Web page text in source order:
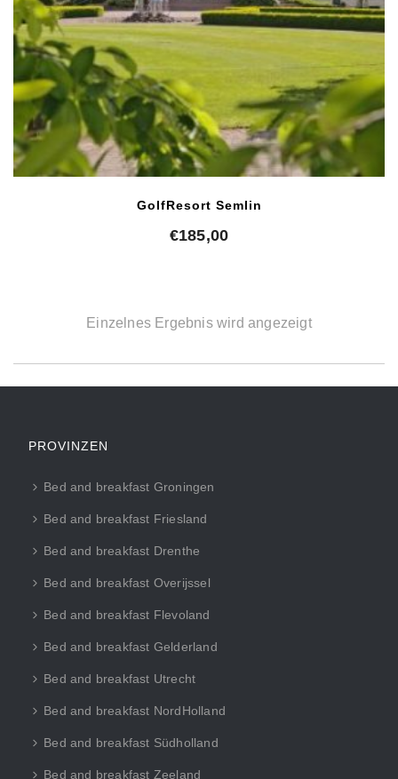
GolfResort Semlin
€185,00
Einzelnes Ergebnis wird angezeigt
PROVINZEN
Bed and breakfast Groningen
Bed and breakfast Friesland
Bed and breakfast Drenthe
Bed and breakfast Overijssel
Bed and breakfast Flevoland
Bed and breakfast Gelderland
Bed and breakfast Utrecht
Bed and breakfast NordHolland
Bed and breakfast Südholland
Bed and breakfast Zeeland